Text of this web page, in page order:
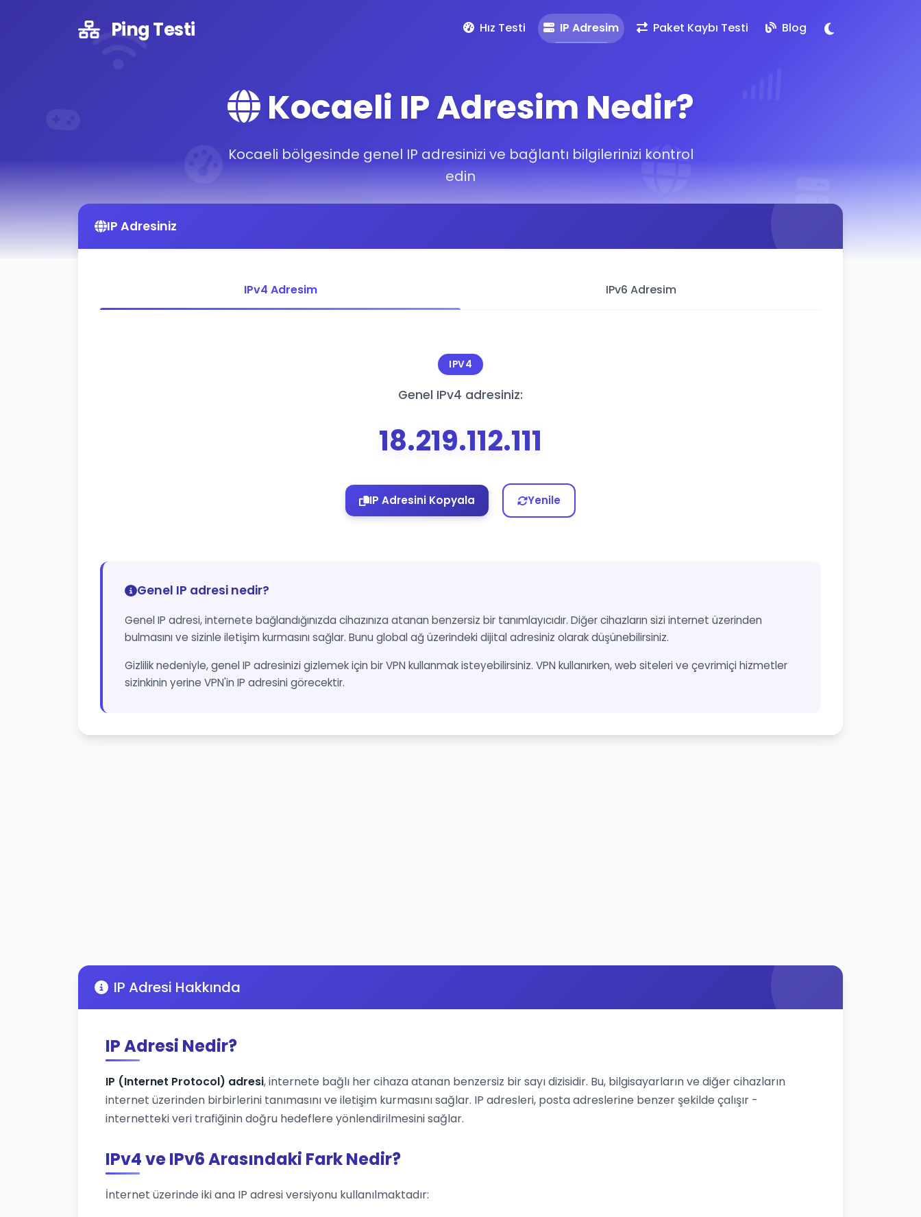
Ping Testi Hız Testi IP Adresim Paket Kaybı Testi Blog
Kocaeli IP Adresim Nedir?
Kocaeli bölgesinde genel IP adresinizi ve bağlantı bilgilerinizi kontrol
edin
IP Adresiniz
IPv4 Adresim IPv6 Adresim
IPV4
Genel IPv4 adresiniz:
18.219.112.111
IP Adresini Kopyala Yenile
Genel IP adresi nedir?
Genel IP adresi, internete bağlandığınızda cihazınıza atanan benzersiz bir tanımlayıcıdır. Diğer cihazların sizi internet üzerinden
bulmasını ve sizinle iletişim kurmasını sağlar. Bunu global ağ üzerindeki dijital adresiniz olarak düşünebilirsiniz.
Gizlilik nedeniyle, genel IP adresinizi gizlemek için bir VPN kullanmak isteyebilirsiniz. VPN kullanırken, web siteleri ve çevrimiçi hizmetler
sizinkinin yerine VPN'in IP adresini görecektir.
IP Adresi Hakkında
IP Adresi Nedir?
IP (Internet Protocol) adresi, internete bağlı her cihaza atanan benzersiz bir sayı dizisidir. Bu, bilgisayarların ve diğer cihazların
internet üzerinden birbirlerini tanımasını ve iletişim kurmasını sağlar. IP adresleri, posta adreslerine benzer şekilde çalışır -
internetteki veri trafiğinin doğru hedeflere yönlendirilmesini sağlar.
IPv4 ve IPv6 Arasındaki Fark Nedir?
İnternet üzerinde iki ana IP adresi versiyonu kullanılmaktadır: